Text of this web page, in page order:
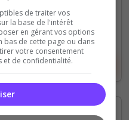
Voter
de traiter vos
la base de l'intérêt
en gérant vos options
bas de cette page ou dans
votre consentement
et de confidentialité.